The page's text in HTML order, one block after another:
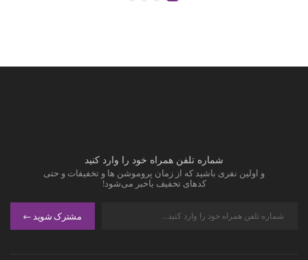
شماره تلفن همراه خود را وارد کنید
و اولین نفری باشید که از زمان پروموشن ها و تخفیفات و حتی
کدهای تخفیف باخبر می‌شود!
مشترک شوید